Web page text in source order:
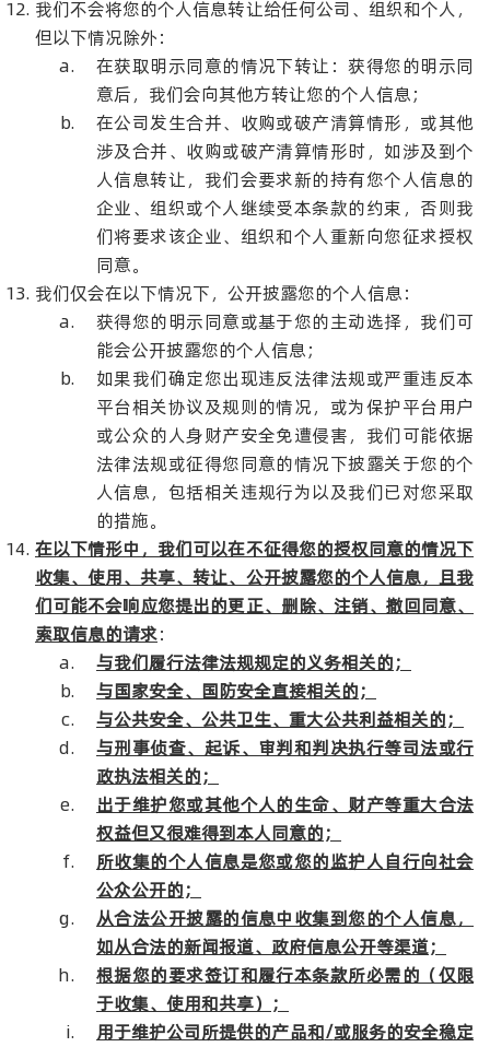
我们不会将您的个人信息转让给任何公司、组织和个人，
但以下情况除外：
在获取明示同意的情况下转让：获得您的明示同
意后，我们会向其他方转让您的个人信息；
在公司发生合并、收购或破产清算情形，或其他
涉及合并、收购或破产清算情形时，如涉及到个
人信息转让，我们会要求新的持有您个人信息的
企业、组织或个人继续受本条款的约束，否则我
们将要求该企业、组织和个人重新向您征求授权
同意。
我们仅会在以下情况下，公开披露您的个人信息：
获得您的明示同意或基于您的主动选择，我们可
能会公开披露您的个人信息；
如果我们确定您出现违反法律法规或严重违反本
平台相关协议及规则的情况，或为保护平台用户
或公众的人身财产安全免遭侵害，我们可能依据
法律法规或征得您同意的情况下披露关于您的个
人信息，包括相关违规行为以及我们已对您采取
的措施。
在以下情形中，我们可以在不征得您的授权同意的情况下
收集、使用、共享、转让、公开披露您的个人信息，且我
们可能不会响应您提出的更正、删除、注销、撤回同意、
索取信息的请求：
与我们履行法律法规规定的义务相关的；
与国家安全、国防安全直接相关的；
与公共安全、公共卫生、重大公共利益相关的；
与刑事侦查、起诉、审判和判决执行等司法或行
政执法相关的；
出于维护您或其他个人的生命、财产等重大合法
权益但又很难得到本人同意的；
所收集的个人信息是您或您的监护人自行向社会
公众公开的；
从合法公开披露的信息中收集到您的个人信息，
如从合法的新闻报道、政府信息公开等渠道；
根据您的要求签订和履行本条款所必需的（仅限
于收集、使用和共享）；
用于维护公司所提供的产品和/或服务的安全稳定